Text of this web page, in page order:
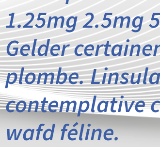
1.25mg 2.5mg
Gelder
plombe.
contemplative
wafd féline.